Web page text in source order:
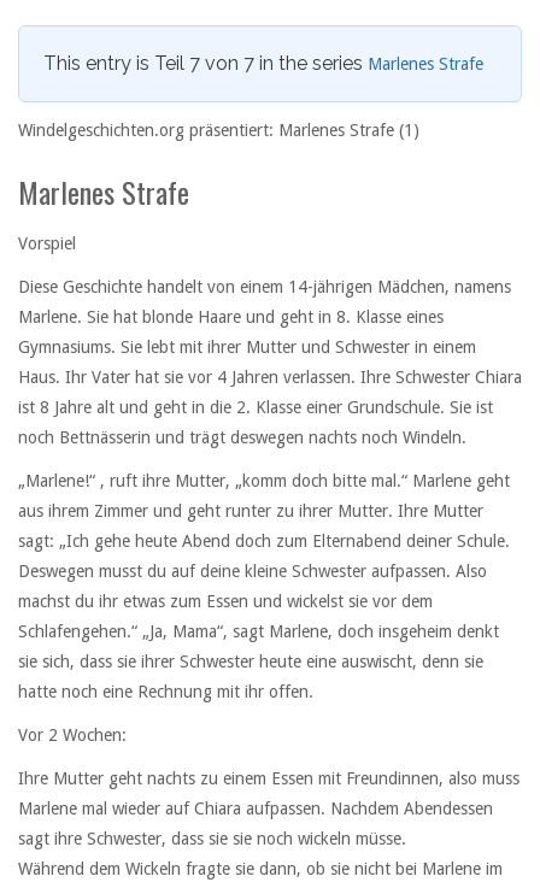
This entry is Teil 7 von 7 in the series Marlenes Strafe
Windelgeschichten.org präsentiert: Marlenes Strafe (1)
Marlenes Strafe
Vorspiel
Diese Geschichte handelt von einem 14-jährigen Mädchen, namens
Marlene. Sie hat blonde Haare und geht in 8. Klasse eines
Gymnasiums. Sie lebt mit ihrer Mutter und Schwester in einem
Haus. Ihr Vater hat sie vor 4 Jahren verlassen. Ihre Schwester Chiara
ist 8 Jahre alt und geht in die 2. Klasse einer Grundschule. Sie ist
noch Bettnässerin und trägt deswegen nachts noch Windeln.
„Marlene!“ , ruft ihre Mutter, „komm doch bitte mal.“ Marlene geht
aus ihrem Zimmer und geht runter zu ihrer Mutter. Ihre Mutter
sagt: „Ich gehe heute Abend doch zum Elternabend deiner Schule.
Deswegen musst du auf deine kleine Schwester aufpassen. Also
machst du ihr etwas zum Essen und wickelst sie vor dem
Schlafengehen.“ „Ja, Mama“, sagt Marlene, doch insgeheim denkt
sie sich, dass sie ihrer Schwester heute eine auswischt, denn sie
hatte noch eine Rechnung mit ihr offen.
Vor 2 Wochen:
Ihre Mutter geht nachts zu einem Essen mit Freundinnen, also muss
Marlene mal wieder auf Chiara aufpassen. Nachdem Abendessen
sagt ihre Schwester, dass sie sie noch wickeln müsse.
Während dem Wickeln fragte sie dann, ob sie nicht bei Marlene im